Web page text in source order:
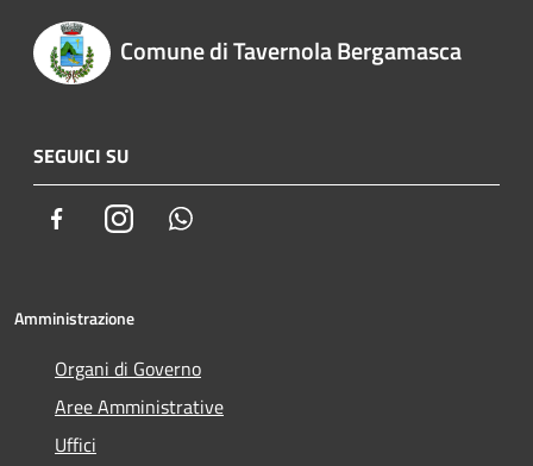
Comune di Tavernola Bergamasca
SEGUICI SU
FacebookInstagram
Amministrazione
Organi di Governo
Aree Amministrative
Uffici